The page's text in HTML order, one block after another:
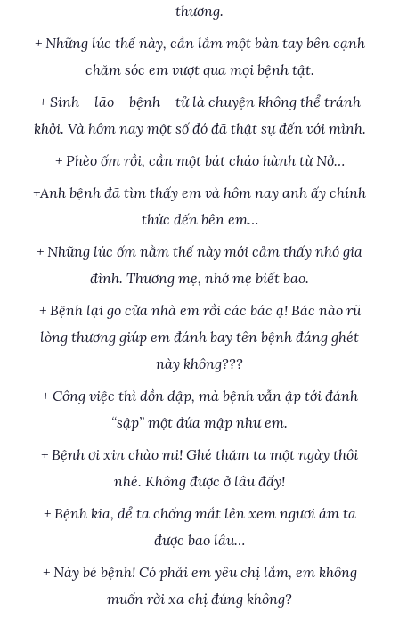
thương.
+ Những lúc thế này, cần lắm một bàn tay bên cạnh
chăm sóc em vượt qua mọi bệnh tật.
+ Sinh – lão – bệnh – tử là chuyện không thể tránh
khỏi. Và hôm nay một số đó đã thật sự đến với mình.
+ Phèo ốm rồi, cần một bát cháo hành từ Nở…
+Anh bệnh đã tìm thấy em và hôm nay anh ấy chính
thức đến bên em…
+ Những lúc ốm nằm thế này mới cảm thấy nhớ gia
đình. Thương mẹ, nhớ mẹ biết bao.
+ Bệnh lại gõ cửa nhà em rồi các bác ạ! Bác nào rũ
lòng thương giúp em đánh bay tên bệnh đáng ghét
này không???
+ Công việc thì dồn dập, mà bệnh vẫn ập tới đánh
“sập” một đứa mập như em.
+ Bệnh ơi xin chào mi! Ghé thăm ta một ngày thôi
nhé. Không được ở lâu đấy!
+ Bệnh kia, để ta chống mắt lên xem ngươi ám ta
được bao lâu…
+ Này bé bệnh! Có phải em yêu chị lắm, em không
muốn rời xa chị đúng không?